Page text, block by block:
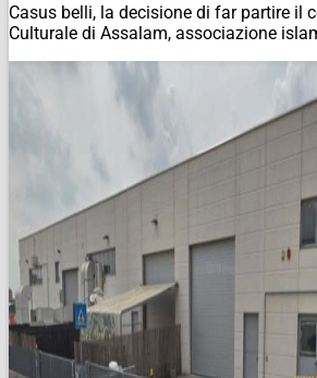
Casus belli, la decisione di far partire il
Culturale di Assalam, associazione